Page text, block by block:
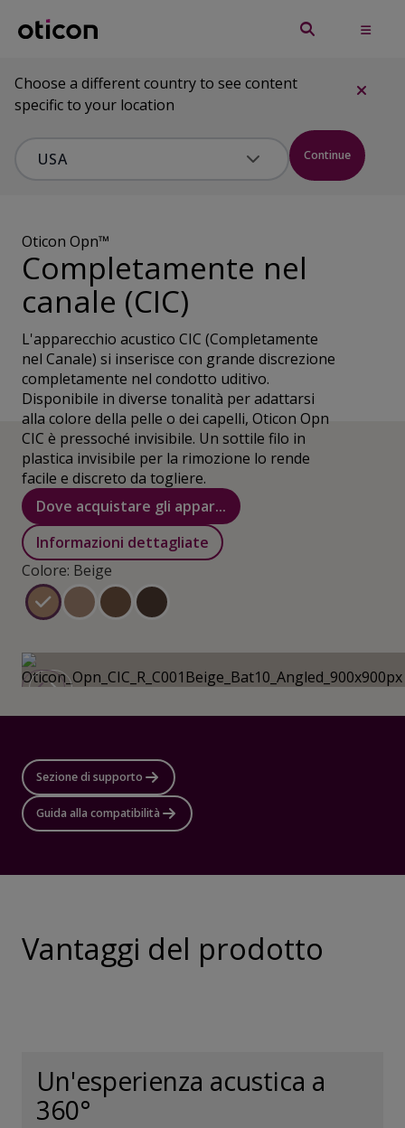
Choose a different country to see content
specific to your location
Continue
Oticon Opn™
Completamente nel
canale (CIC)
L'apparecchio acustico CIC (Completamente
nel Canale) si inserisce con grande discrezione
completamente nel condotto uditivo.
Disponibile in diverse tonalità per adattarsi
alla colore della pelle o dei capelli, Oticon Opn
CIC è pressoché invisibile. Un sottile filo in
plastica invisibile per la rimozione lo rende
facile e discreto da togliere.
Dove acquistare gli appar...
Informazioni dettagliate
Colore: Beige
Sezione di supporto
Guida alla compatibilità
Vantaggi del prodotto
Un'esperienza acustica a
360°